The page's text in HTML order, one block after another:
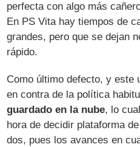
perfecta con algo más
En PS Vita hay tiempos de
grandes, pero que se dejan
rápido.
Como último defecto, y este
en contra de la política
guardado en la nube, lo
hora de decidir plataforma
dos, pues los avances en